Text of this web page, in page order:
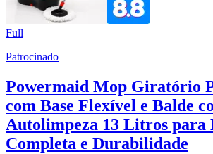
Full
Patrocinado
Powermaid Mop Giratório
com Base Flexível e Balde
Autolimpeza 13 Litros para
Completa e Durabilidade